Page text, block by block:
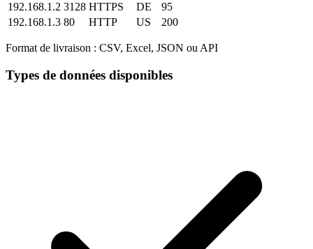
192.168.1.2 3128 HTTPS DE
95
192.168.1.3 80 HTTP US 200
Format de livraison : CSV, Excel, JSON ou API
Types de données disponibles